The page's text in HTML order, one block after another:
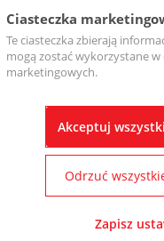
Firma
Klauzula
kontaktowy
REGULAMIN SKLEPU
Ciasteczka
Te ciasteczka zbierają
mogą zostać wykorzystane w
marketingowych.
Akceptuj
Odrzuć
Zapisz